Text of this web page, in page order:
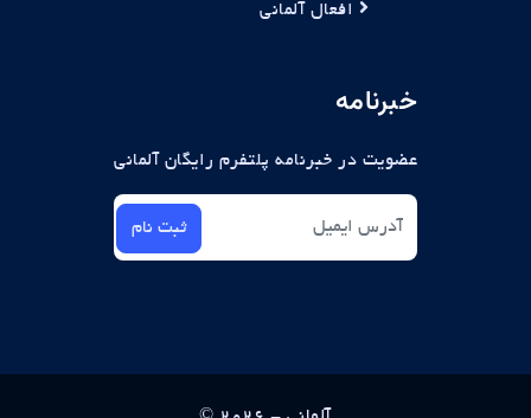
افعال آلمانی
خبرنامه
عضویت در خبرنامه پلتفرم رایگان آلمانی
ثبت نام